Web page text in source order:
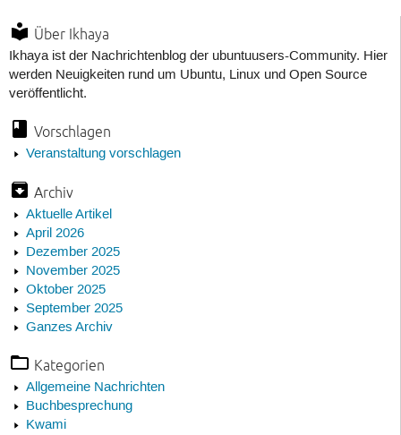
Über Ikhaya
Ikhaya ist der Nachrichtenblog der ubuntuusers-Community. Hier
werden Neuigkeiten rund um Ubuntu, Linux und Open Source
veröffentlicht.
Vorschlagen
Veranstaltung vorschlagen
Archiv
Aktuelle Artikel
April 2026
Dezember 2025
November 2025
Oktober 2025
September 2025
Ganzes Archiv
Kategorien
Allgemeine Nachrichten
Buchbesprechung
Kwami